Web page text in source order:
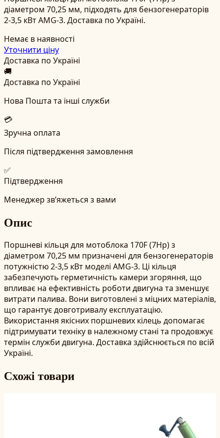
діаметром 70,25 мм, підходять для бензогенераторів
2-3,5 кВт AMG-3. Доставка по Україні.
Немає в наявності
Уточнити ціну
Доставка по Україні
🚚
Доставка по Україні
Нова Пошта та інші служби
💳
Зручна оплата
Після підтвердження замовлення
✅
Підтвердження
Менеджер зв’яжеться з вами
Опис
Поршневі кільця для мотоблока 170F (7Hp) з
діаметром 70,25 мм призначені для бензогенераторів
потужністю 2-3,5 кВт моделі AMG-3. Ці кільця
забезпечують герметичність камери згоряння, що
впливає на ефективність роботи двигуна та зменшує
витрати палива. Вони виготовлені з міцних матеріалів,
що гарантує довготривалу експлуатацію.
Використання якісних поршневих кілець допомагає
підтримувати техніку в належному стані та продовжує
термін служби двигуна. Доставка здійснюється по всій
Україні.
Схожі товари